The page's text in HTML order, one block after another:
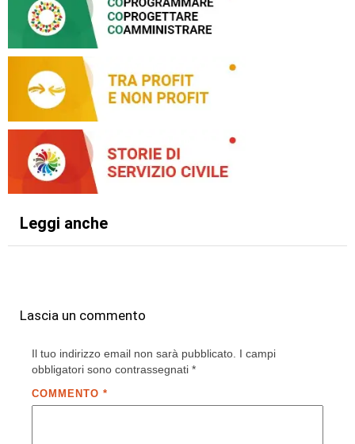
Leggi anche
Lascia un commento
Il tuo indirizzo email non sarà pubblicato. I campi
obbligatori sono contrassegnati *
COMMENTO *